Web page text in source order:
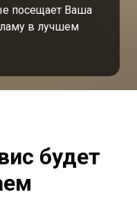
посещает Ваша
в лучшем
будет